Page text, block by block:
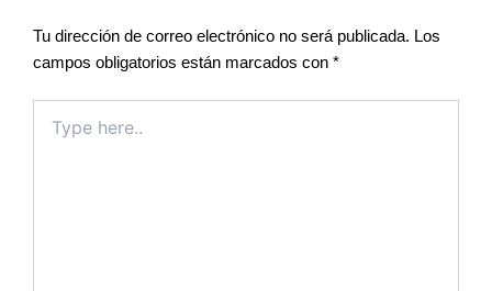
Tu dirección de correo electrónico no será publicada. Los
campos obligatorios están marcados con *
here..